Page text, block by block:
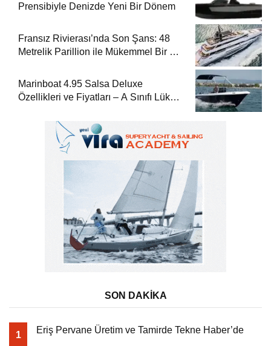
Prensibiyle Denizde Yeni Bir Dönem
Fransız Rivierası’nda Son Şans: 48
Metrelik Parillion ile Mükemmel Bir Yat
Marinboat 4.95 Salsa Deluxe
Özellikleri ve Fiyatları – A Sınıfı Lüks
SON DAKİKA
1 Eriş Pervane Üretim ve Tamirde Tekne Haber’de